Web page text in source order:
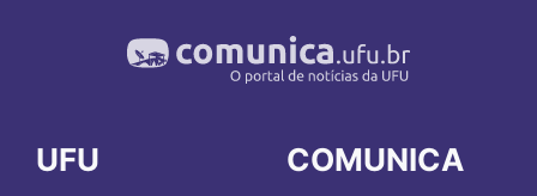
UFU COMUNICA